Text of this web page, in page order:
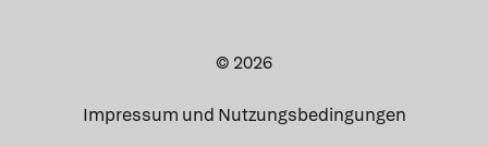
© 2026
Impressum und Nutzungsbedingungen